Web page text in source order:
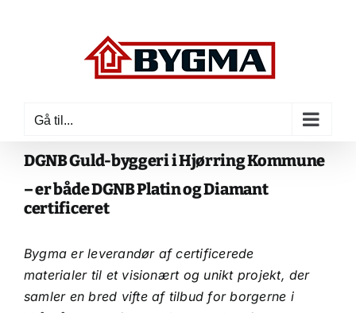
Gå til...
DGNB Guld-byggeri i Hjørring Kommune
– er både DGNB Platin og Diamant
certificeret
Bygma er leverandør af certificerede
materialer til et visionært og unikt projekt, der
samler en bred vifte af tilbud for borgerne i